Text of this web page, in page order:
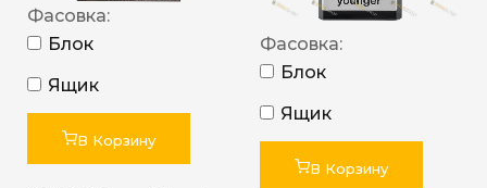
Фасовка:
Блок
Ящик
В Корзину
Фасовка:
Блок
Ящик
В Корзину